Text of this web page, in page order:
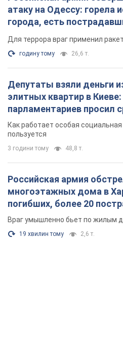
атаку на Одессу: горела
города, есть
Для террора враг применил
годину тому 26,6 т.
Депутаты взяли деньги
элитных квартир в
парламентариев просил
поселился
Как работает особая
пользуется
3 години тому 48,8 т.
Российская армия
многоэтажных дома в
погибших, более 20
Враг умышленно бьет по жилым
19 хвилин тому 2,6 т.